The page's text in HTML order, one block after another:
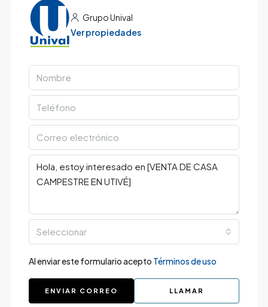
Grupo Unival
Ver propiedades
Seleccionar
Al enviar este formulario acepto Términos de uso
ENVIAR CORREO LLAMAR